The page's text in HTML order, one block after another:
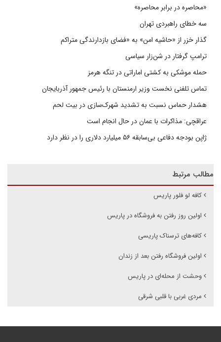
«محاصره در برابر محاصره»
سه خطای راهبردی تهران
گذار خزر از «حاشیه امن» به «فضای بازدارندگی متراکم
ترامپ گرفتار در شن‌زار سیاسی
حمله موشکی به کشتی اماراتی در تنگه هرمز
تماس تلفنی نخست وزیر ارمنستان با رئیس جمهور آذربایجان
هشدار حماس نسبت به تشدید شهرک‌سازی در بیت‌ لحم
عراقچی: مذاکرات با عمان در حال انجام است
ژاپن بودجه دفاعی بی‌سابقه ۵۶ میلیارد دلاری را در نظر دارد
مطالب مرتبط
کافه لو فلور پاریس
اولین روز رفتن به فروشگاه در پاریس
کافه‌های ترسناک پاریسی
اولین فروشگاه رفتن بعد از زندان
وحشت از محله‌ای در پاریس
مردی غربی با قلبی شرقی